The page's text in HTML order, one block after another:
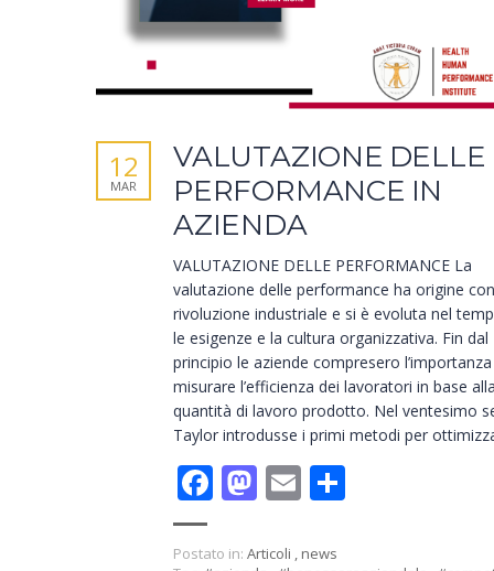
VALUTAZIONE DELLE
PERFORMANCE IN
AZIENDA
12
MAR
VALUTAZIONE DELLE PERFORMANCE La
valutazione delle performance ha origine
rivoluzione industriale e si è evoluta nel
le esigenze e la cultura organizzativa. Fin dal
principio le aziende compresero
misurare l’efficienza dei lavoratori in base alla
quantità di lavoro prodotto. Nel ventesimo
Taylor introdusse i primi metodi per
Facebook
Mastodon
Email
Postato in: Articoli , news